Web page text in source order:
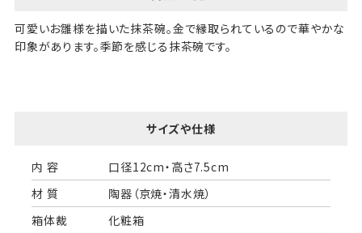
可愛いお雛様を描いた抹茶碗。金で縁取られているので華やかな
印象があります。季節を感じる抹茶碗です。
サイズや仕様
内 容
口径12cm・高さ7.5cm
材 質
陶器（京焼・清水焼）
箱体裁
化粧箱